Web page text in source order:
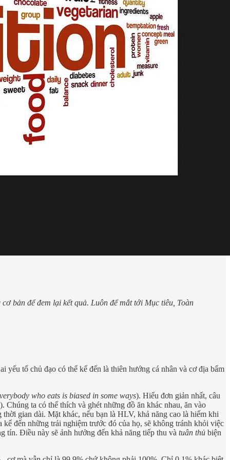
bản để đem lại kết quả. Luôn để mắt tới Mục tiêu, Toàn
tố chủ đạo có thể kể đến là thiên hướng cá nhân và cơ địa bẩm
who eats is biased in some ways). Hiểu đơn giản nhất, câu
ta có thể thích và ghét những đồ ăn khác nhau, ăn vào
gian dài. Mặt khác, nếu bạn là HLV, khả năng cao là hiếm khi
đến những trải nghiệm trước đó của họ, sẽ không tránh khỏi việc
tín. Điều này sẽ ảnh hưởng đến khả năng tiếp thu và tuân thủ biện